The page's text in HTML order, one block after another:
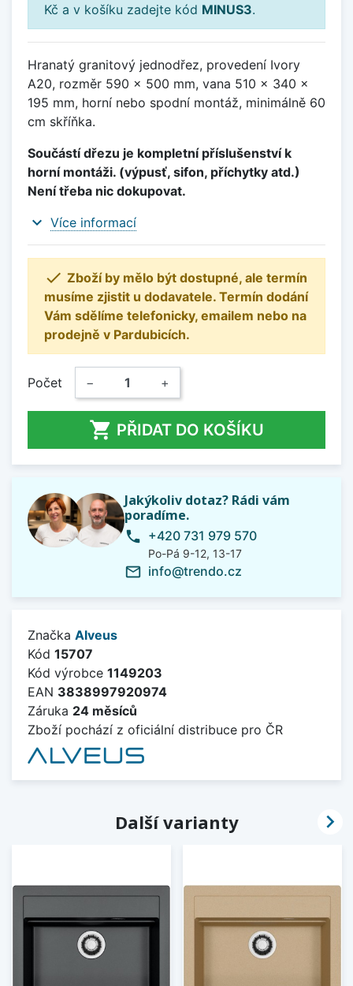
Kč a v košíku zadejte kód MINUS3.
Hranatý granitový jednodřez, provedení Ivory
A20, rozměr 590 x 500 mm, vana 510 x 340 x
195 mm, horní nebo spodní montáž, minimálně 60
cm skříňka.
Součástí dřezu je kompletní příslušenství k
horní montáži. (výpusť, sifon, příchytky atd.)
Není třeba nic dokupovat.
expand_more Více informací
 Zboží by mělo být dostupné, ale termín
musíme zjistit u dodavatele. Termín dodání
Vám sdělíme telefonicky, emailem nebo na
prodejně v Pardubicích.
Počet − +
 PŘIDAT DO KOŠÍKU
Jakýkoliv dotaz? Rádi vám
poradíme.
phone +420 731 979 570
Po-Pá 9-12, 13-17
mail_outline info@trendo.cz
Značka Alveus
Kód 15707
Kód výrobce 1149203
EAN 3838997920974
Záruka 24 měsíců
Zboží pochází z oficiální distribuce pro ČR
Další varianty 